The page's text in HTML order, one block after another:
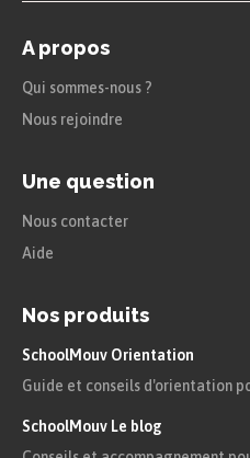
A propos
Qui sommes-nous ?
Nous rejoindre
Une question
Nous contacter
Aide
Nos produits
SchoolMouv Orientation
Guide et conseils d'orientation
SchoolMouv Le blog